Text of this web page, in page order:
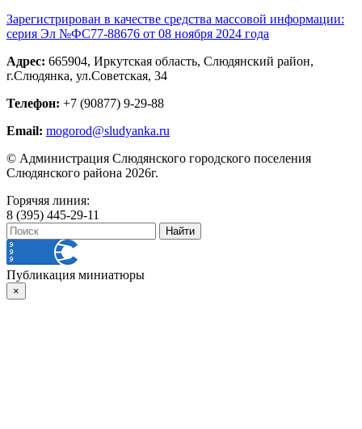
Зарегистрирован в качестве средства массовой информации:
серия Эл №ФС77-88676 от 08 ноября 2024 года
Адрес: 665904, Иркутская область, Слюдянский район,
г.Слюдянка, ул.Советская, 34
Телефон: +7 (90877) 9-29-88
Email: mogorod@sludyanka.ru
© Администрация Слюдянского городского поселения
Слюдянского района 2026г.
Горячяя линия:
8 (395) 445-29-11
Публикация миниатюры
×